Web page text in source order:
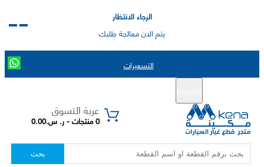
الرجاء الانتظار
يتم الان معالجة طلبك
التسعيرات
عربة التسوق
0 منتجات - ر. س.0.00
بحث